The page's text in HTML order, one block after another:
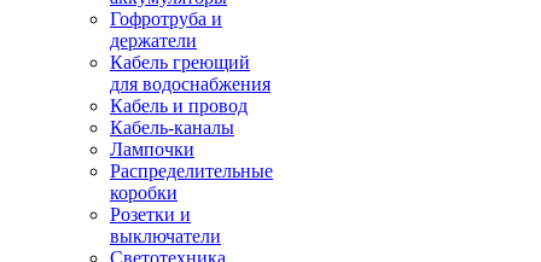
Гофротруба и
держатели
Кабель греющий
для водоснабжения
Кабель и провод
Кабель-каналы
Лампочки
Распределительные
коробки
Розетки и
выключатели
Светотехника